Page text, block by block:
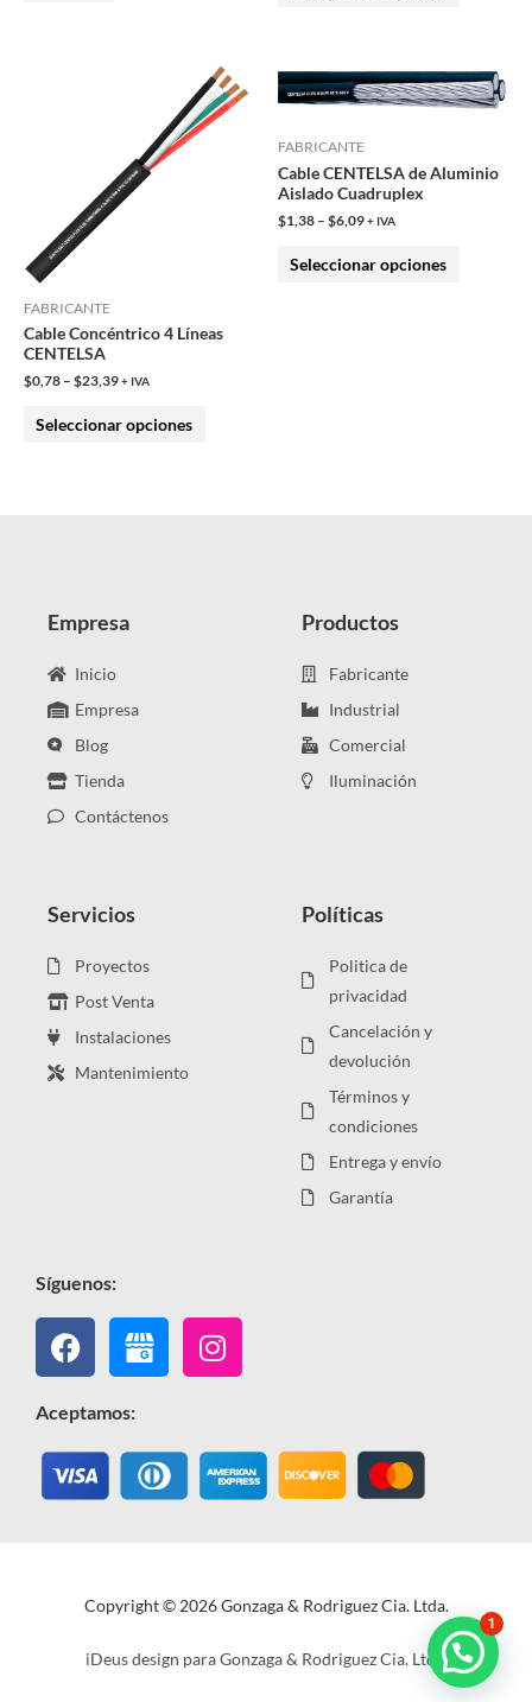
FABRICANTE
Cable Concéntrico 4 Líneas
CENTELSA
$0,78 – $23,39+ IVA
Seleccionar opciones
Este
producto
tiene
elegir
FABRICANTE
Cable CENTELSA de Aluminio
Aislado Cuadruplex
$1,38 – $6,09+ IVA
Seleccionar opciones
Este
producto
Empresa
Inicio
Empresa
Blog
Tienda
Contáctenos
Productos
Fabricante
Industrial
Comercial
Iluminación
Servicios
Proyectos
Post Venta
Instalaciones
Mantenimiento
Políticas
Politica de
privacidad
Cancelación y
devolución
Términos y
condiciones
Entrega y envío
Garantía
Síguenos:
Facebook Instagram
Aceptamos:
Copyright © 2026 Gonzaga & Rodriguez Cia. Ltda.
iDeus design para Gonzaga & Rodriguez Cia. Ltda.
1